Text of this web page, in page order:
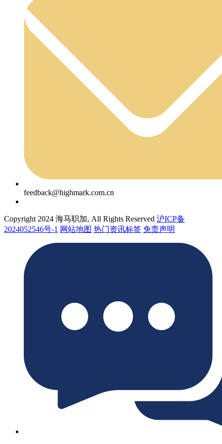
feedback@highmark.com.cn
Copyright 2024 海马职加, All Rights Reserved 沪ICP备
2024052546号-1 网站地图 热门资讯标签 免责声明